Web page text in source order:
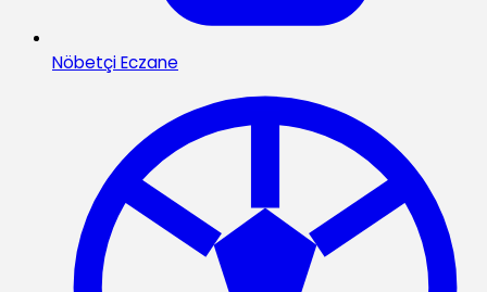
Nöbetçi Eczane